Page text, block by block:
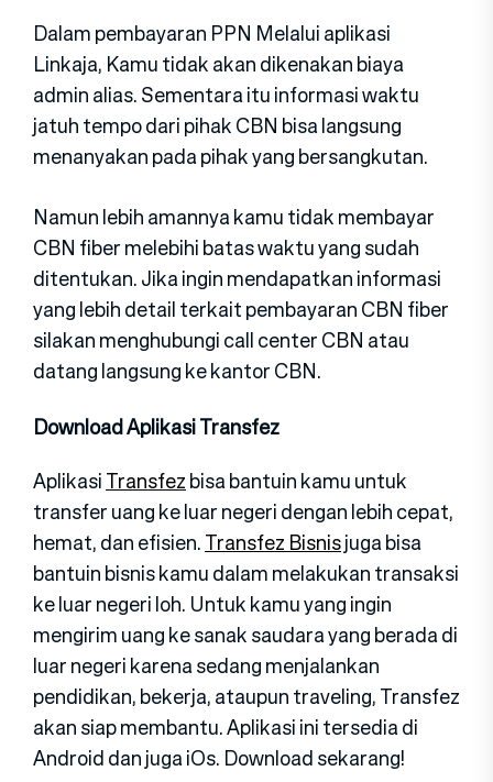
Dalam pembayaran PPN Melalui aplikasi
Linkaja, Kamu tidak akan dikenakan biaya
admin alias. Sementara itu informasi waktu
jatuh tempo dari pihak CBN bisa langsung
menanyakan pada pihak yang bersangkutan.
Namun lebih amannya kamu tidak membayar
CBN fiber melebihi batas waktu yang sudah
ditentukan. Jika ingin mendapatkan informasi
yang lebih detail terkait pembayaran CBN fiber
silakan menghubungi call center CBN atau
datang langsung ke kantor CBN.
Download Aplikasi Transfez
AplikasiTransfezbisa bantuin kamu untuk
transfer uang ke luar negeri dengan lebih cepat,
hemat, dan efisien.Transfez Bisnisjuga bisa
bantuin bisnis kamu dalam melakukan transaksi
ke luar negeri loh. Untuk kamu yang ingin
mengirim uang ke sanak saudara yang berada di
luar negeri karena sedang menjalankan
pendidikan, bekerja, ataupun traveling, Transfez
akan siap membantu. Aplikasi ini tersedia di
Android dan juga iOs. Download sekarang!